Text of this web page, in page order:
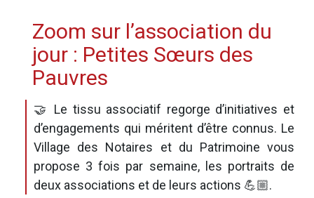
Zoom sur l’association du
jour : Petites Sœurs des
Pauvres
🤝 Le tissu associatif regorge d’initiatives et
d’engagements qui méritent d’être connus. Le
Village des Notaires et du Patrimoine vous
propose 3 fois par semaine, les portraits de
deux associations et de leurs actions 💪🏼.